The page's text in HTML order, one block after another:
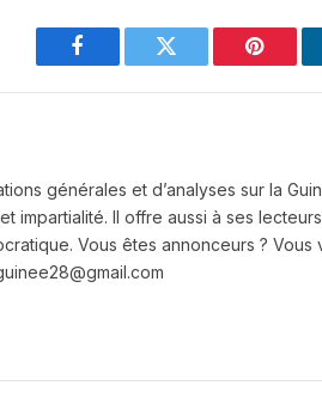
Facebook Twitter
générales et d’analyses sur la
impartialité. Il offre aussi à ses
Vous êtes annonceurs ?